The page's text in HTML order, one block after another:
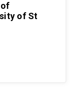
of St